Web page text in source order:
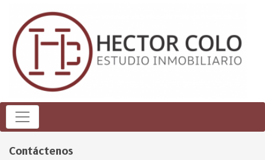
Contáctenos